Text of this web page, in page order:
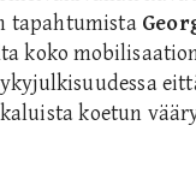
tapahtumista
koko
koetun